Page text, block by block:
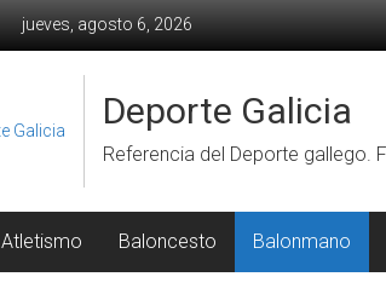
jueves, agosto 6, 2026
Deporte Galicia
Referencia del Deporte gallego.
Atletismo Baloncesto Balonmano